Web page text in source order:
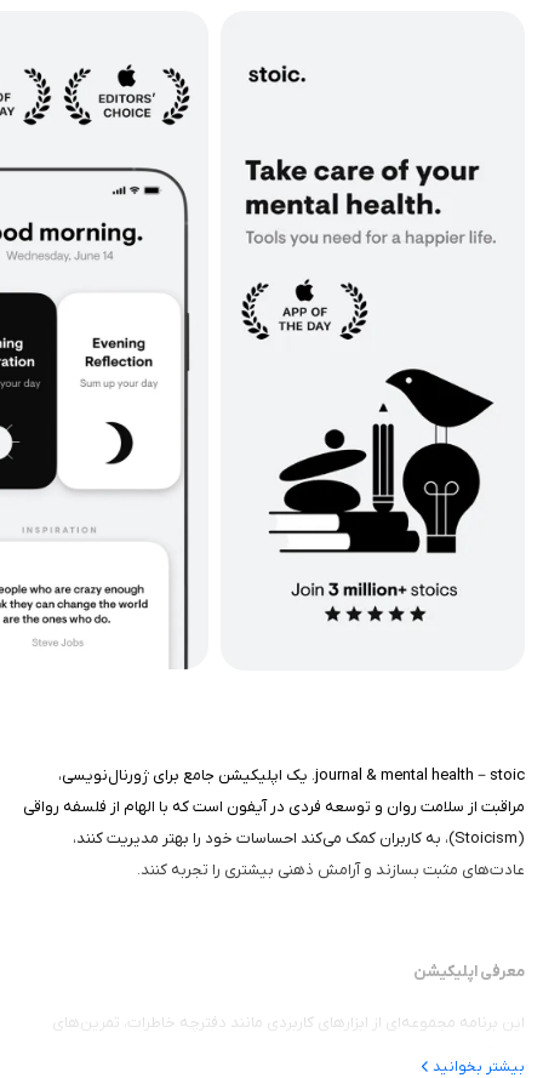
journal & mental health－stoic. یک اپلیکیشن جامع برای ژورنال‌نویسی،
مراقبت از سلامت روان و توسعه فردی در آیفون است که با الهام از فلسفه رواقی
(Stoicism)، به کاربران کمک می‌کند احساسات خود را بهتر مدیریت کنند،
عادت‌های مثبت بسازند و آرامش ذهنی بیشتری را تجربه کنند.
معرفی اپلیکیشن
این برنامه مجموعه‌ای از ابزارهای کاربردی مانند دفترچه خاطرات، تمرین‌های
بیشتر بخوانید